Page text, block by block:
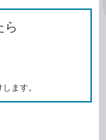
ク
を
コ
ら
ます。